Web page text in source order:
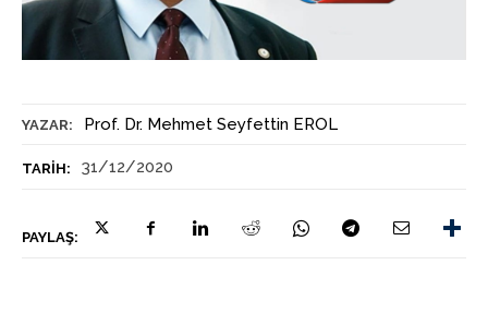
YAZAR: Prof. Dr. Mehmet Seyfettin EROL
TARIH: 31/12/2020
PAYLAŞ: